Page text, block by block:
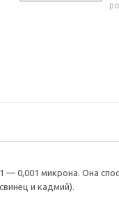
— 0,001 микрона. Она
и кадмий).